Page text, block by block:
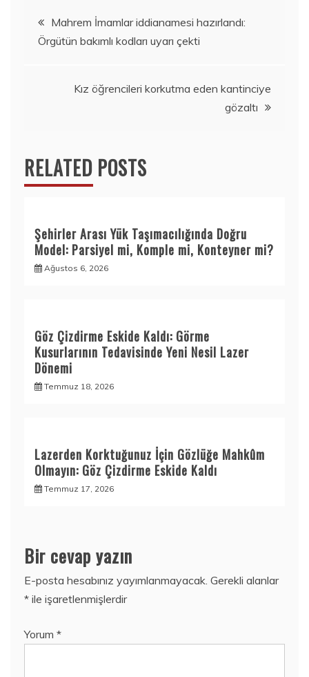
Yazı
dolaşımı
Mahrem İmamlar iddianamesi hazırlandı:
Örgütün bakımlı kodları uyarı çekti
Kız öğrencileri korkutma eden kantinciye
gözaltı
RELATED POSTS
Şehirler Arası Yük Taşımacılığında Doğru
Model: Parsiyel mi, Komple mi, Konteyner mi?
Ağustos 6, 2026
Göz Çizdirme Eskide Kaldı: Görme
Kusurlarının Tedavisinde Yeni Nesil Lazer
Dönemi
Temmuz 18, 2026
Lazerden Korktuğunuz İçin Gözlüğe Mahkûm
Olmayın: Göz Çizdirme Eskide Kaldı
Temmuz 17, 2026
Bir cevap yazın
E-posta hesabınız yayımlanmayacak. Gerekli alanlar
* ile işaretlenmişlerdir
Yorum *